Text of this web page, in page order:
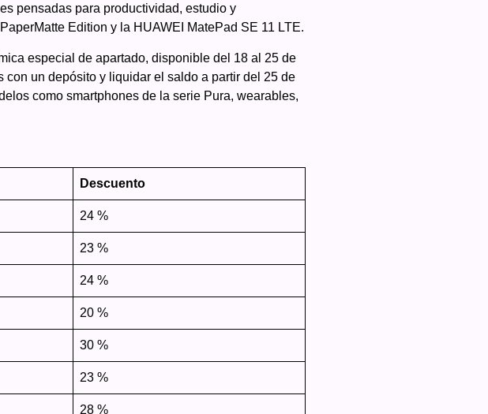
pensadas para productividad, estudio y
Edition y la HUAWEI MatePad SE 11 LTE.
especial de apartado, disponible del 18 al 25 de
un depósito y liquidar el saldo a partir del 25 de
como smartphones de la serie Pura, wearables,
Descuento
24 %
23 %
24 %
20 %
30 %
23 %
28 %